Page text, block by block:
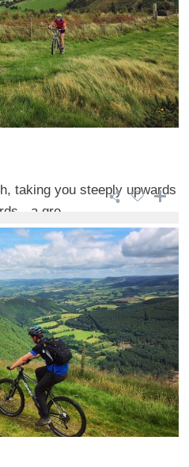
taking you steeply upwards
- a gre ...